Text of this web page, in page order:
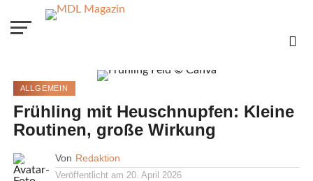
ALLGEMEIN
Frühling mit Heuschnupfen: Kleine
Routinen, große Wirkung
Von Redaktion
Veröffentlicht am 20. April 2026